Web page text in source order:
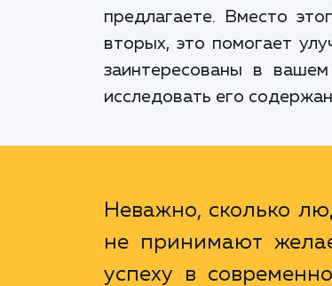
предлагаете. Вместо
вторых, это помогает
заинтересованы в
исследовать его
Неважно, сколько
не принимают
успеху в